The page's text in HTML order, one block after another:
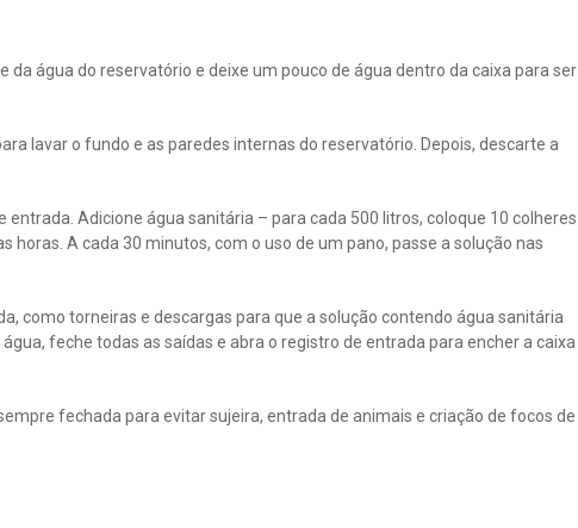
da água do reservatório e deixe um pouco de água dentro da caixa para ser
lavar o fundo e as paredes internas do reservatório. Depois, descarte a
entrada. Adicione água sanitária – para cada 500 litros, coloque 10 colheres
horas. A cada 30 minutos, com o uso de um pano, passe a solução nas
como torneiras e descargas para que a solução contendo água sanitária
feche todas as saídas e abra o registro de entrada para encher a caixa
fechada para evitar sujeira, entrada de animais e criação de focos de